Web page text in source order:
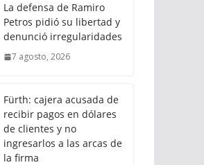
La defensa de Ramiro
Petros pidió su libertad y
denunció irregularidades
7 agosto, 2026
Fürth: cajera acusada de
recibir pagos en dólares
de clientes y no
ingresarlos a las arcas de
la firma